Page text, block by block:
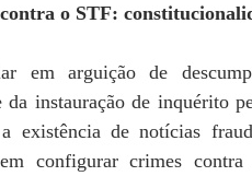
o STF:
em arguição de
instauração de inquérito
de notícias
configurar crimes